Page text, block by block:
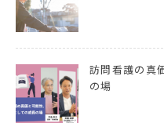
訪問看護の真
の場